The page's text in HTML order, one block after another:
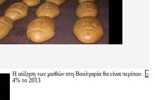
Η αύξηση των μισθών στη Βουλγαρία θα είναι περίπου
4% το 2013
«